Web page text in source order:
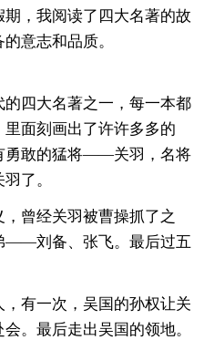
，我阅读了四大名著的故
意志和品质。
的四大名著之一，每一本都
面刻画出了许许多多的
勇敢的猛将——关羽，名将
了。
曾经关羽被曹操抓了之
——刘备、张飞。最后过五
有一次，吴国的孙权让关
。最后走出吴国的领地。